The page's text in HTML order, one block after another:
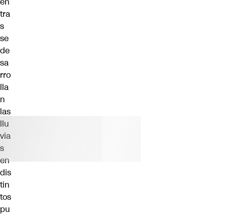
tra
s
se
de
sa
rro
lla
n
las
llu
via
s
en
dis
tin
tos
pu